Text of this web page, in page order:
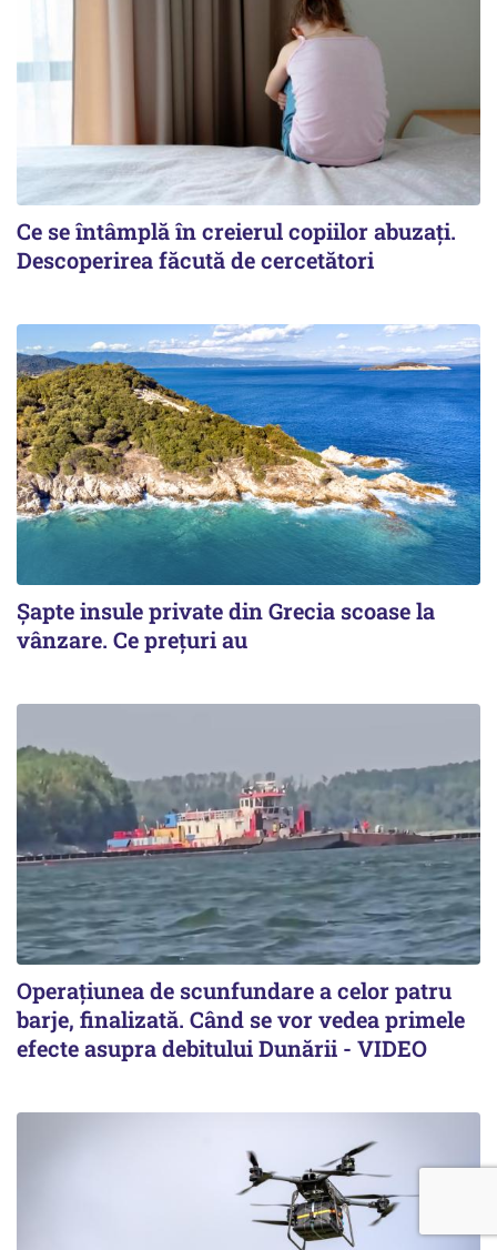
Ce se întâmplă în creierul copiilor abuzați.
Descoperirea făcută de cercetători
Șapte insule private din Grecia scoase la
vânzare. Ce prețuri au
Operațiunea de scunfundare a celor patru
barje, finalizată. Când se vor vedea primele
efecte asupra debitului Dunării - VIDEO